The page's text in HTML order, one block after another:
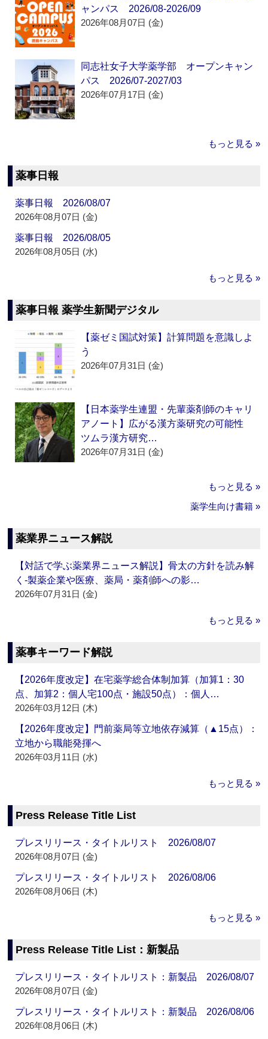
ャンパス 2026/08-2026/09
2026年08月07日 (金)
同志社女子大学薬学部 オープンキャン
パス 2026/07-2027/03
2026年07月17日 (金)
もっと見る »
薬事日報
薬事日報 2026/08/07
2026年08月07日 (金)
薬事日報 2026/08/05
2026年08月05日 (水)
もっと見る »
薬事日報 薬学生新聞デジタル
【薬ゼミ国試対策】計算問題を意識しよ
う
2026年07月31日 (金)
【日本薬学生連盟・先輩薬剤師のキャリ
アノート】広がる漢方薬研究の可能性
ツムラ漢方研究…
2026年07月31日 (金)
もっと見る »
薬学生向け書籍 »
薬業界ニュース解説
【対話で学ぶ薬業界ニュース解説】骨太の方針を読み解
く‐製薬企業や医療、薬局・薬剤師への影…
2026年07月31日 (金)
もっと見る »
薬事キーワード解説
【2026年度改定】在宅薬学総合体制加算（加算1：30
点、加算2：個人宅100点・施設50点）：個人…
2026年03月12日 (木)
【2026年度改定】門前薬局等立地依存減算（▲15点）：
立地から職能発揮へ
2026年03月11日 (水)
もっと見る »
Press Release Title List
プレスリリース・タイトルリスト 2026/08/07
2026年08月07日 (金)
プレスリリース・タイトルリスト 2026/08/06
2026年08月06日 (木)
もっと見る »
Press Release Title List：新製品
プレスリリース・タイトルリスト：新製品 2026/08/07
2026年08月07日 (金)
プレスリリース・タイトルリスト：新製品 2026/08/06
2026年08月06日 (木)